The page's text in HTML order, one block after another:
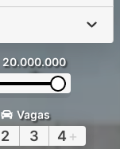
20.000.000
Vagas
2 3 4 +